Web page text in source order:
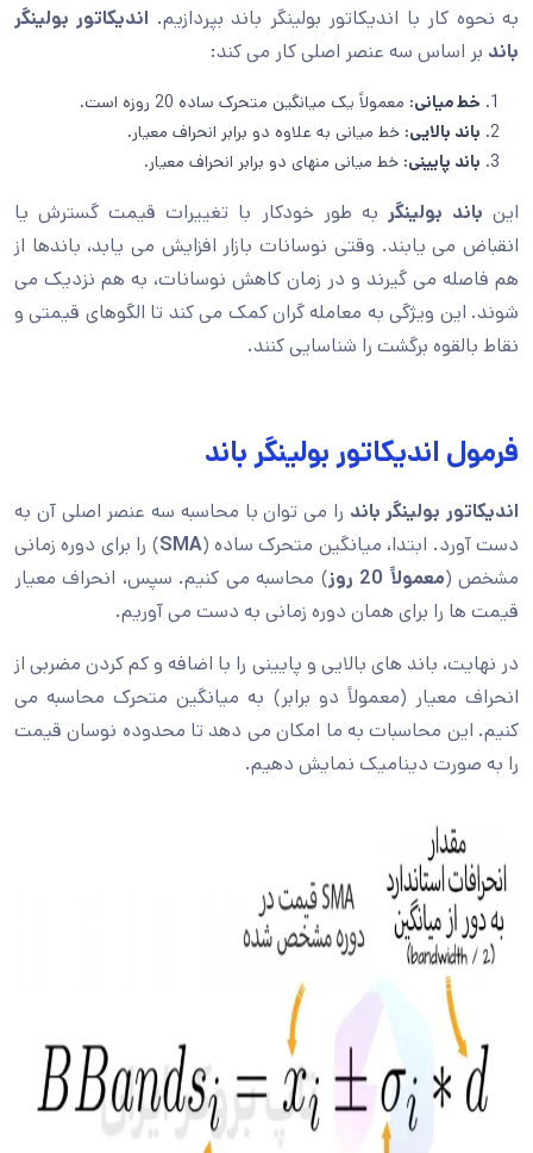
به نحوه کار با اندیکاتور بولینگر باند بپردازیم. اندیکاتور بولینگر
باند بر اساس سه عنصر اصلی کار می کند:
خط میانی: معمولاً یک میانگین متحرک ساده 20 روزه است.
باند بالایی: خط میانی به علاوه دو برابر انحراف معیار.
باند پایینی: خط میانی منهای دو برابر انحراف معیار.
این باند بولینگر به طور خودکار با تغییرات قیمت گسترش یا
انقباض می یابند. وقتی نوسانات بازار افزایش می یابد، باندها از
هم فاصله می گیرند و در زمان کاهش نوسانات، به هم نزدیک می
شوند. این ویژگی به معامله گران کمک می کند تا الگوهای قیمتی و
نقاط بالقوه برگشت را شناسایی کنند.
فرمول اندیکاتور بولینگر باند
اندیکاتور بولینگر باند را می توان با محاسبه سه عنصر اصلی آن به
دست آورد. ابتدا، میانگین متحرک ساده (SMA) را برای دوره زمانی
مشخص (معمولاً 20 روز
) محاسبه می کنیم. سپس، انحراف معیار
قیمت ها را برای همان دوره زمانی به دست می آوریم.
در نهایت، باند های بالایی و پایینی را با اضافه و کم کردن مضربی از
انحراف معیار (معمولاً دو برابر) به میانگین متحرک محاسبه می
کنیم. این محاسبات به ما امکان می دهد تا محدوده نوسان قیمت
را به صورت دینامیک نمایش دهیم.